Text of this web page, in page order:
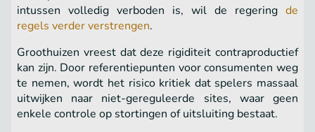
intussen volledig verboden is, wil de regering de
regels verder verstrengen.
Groothuizen vreest dat deze rigiditeit contraproductief
kan zijn. Door referentiepunten voor consumenten weg
te nemen, wordt het risico kritiek dat spelers massaal
uitwijken naar niet-gereguleerde sites, waar geen
enkele controle op stortingen of uitsluiting bestaat.